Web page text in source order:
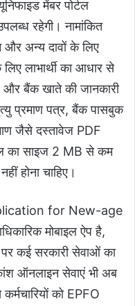
मेंबर पोर्टल
रहेगी। नामांकित
और अन्य दावों के लिए
लाभार्थी का आधार से
और बैंक खाते की जानकारी
प्रमाण पत्र, बैंक पासबुक
जैसे दस्तावेज PDF
का साइज 2 MB से कम
होना चाहिए।
for New-age
मोबाइल ऐप है,
पर कई सरकारी सेवाओं का
ऑनलाइन सेवाएं भी अब
को EPFO